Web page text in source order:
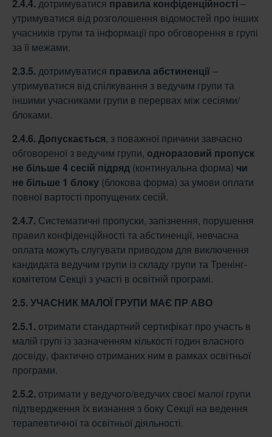
2.4.4. дотримуватися правила конфіденційності –
утримуватися від розголошення відомостей про інших
учасників групи та інформації про обговорення в групі
за її межами.
2.3.5. дотримуватися правила абстиненції–
утримуватися від спілкування з ведучим групи та
іншими учасниками групи в перервах між сесіями/
блоками.
2.4.6. Допускається, з поважної причини завчасно
обговореної з ведучим групи, одноразовий пропуск
не більше 4 сесій підряд (континуальна форма) чи
не більше 1 блоку (блокова форма) за умови оплати
повної вартості пропущених сесій.
2.4.7. Систематичні пропуски, запізнення, порушення
правил конфіденційності та абстиненції, невчасна
оплата можуть слугувати приводом для виключення
кандидата ведучим групи із складу групи та Тренінг-
комітетом Секції з участі в освітній програмі.
2.5. УЧАСНИК МАЛОЇ ГРУПИ МАЄ ПР АВО
2.5.1. отримати стандартний сертифікат про участь в
малій групі із зазначенням кількості годин власного
досвіду, фактично отриманих ним в рамках освітньої
програми.
2.5.2. отримати у ведучого/ведучих своєї малої групи
підтвердження їх визнання з боку Секції на ведення
терапевтичної та освітньої діяльності.